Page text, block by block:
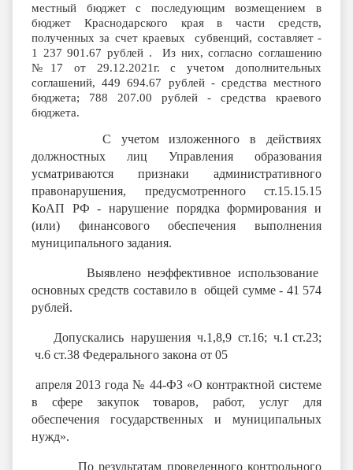
местный бюджет с последующим возмещением в
бюджет Краснодарского края в части средств,
полученных за счет краевых субвенций, составляет -
1 237 901.67 рублей . Из них, согласносоглашению
№17 от 29.12.2021г. с учетом дополнительных
соглашений, 449 694.67 рублей - средства местного
бюджета; 788 207.00 рублей - средства краевого
бюджета.
С учетом изложенного в действиях
должностных лиц Управления образования
усматриваются признаки административного
правонарушения, предусмотренного ст.15.15.15
КоАП РФ - нарушение порядка формирования и
(или) финансового обеспечения выполнения
муниципального задания.
Выявлено неэффективное использование
основных средств составило в общей сумме - 41 574
рублей.
Допускались нарушения ч.1,8,9 ст.16; ч.1 ст.23;
ч.6 ст.38 Федерального закона от 05
апреля 2013 года № 44-ФЗ «О контрактной системе
в сфере закупок товаров, работ, услуг для
обеспечения государственных и муниципальных
нужд».
По результатам проведенного контрольного